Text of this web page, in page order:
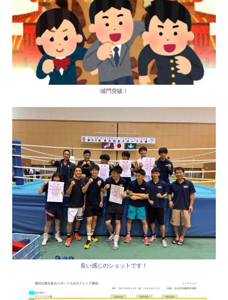
城門突破！
良い感じのショットです！